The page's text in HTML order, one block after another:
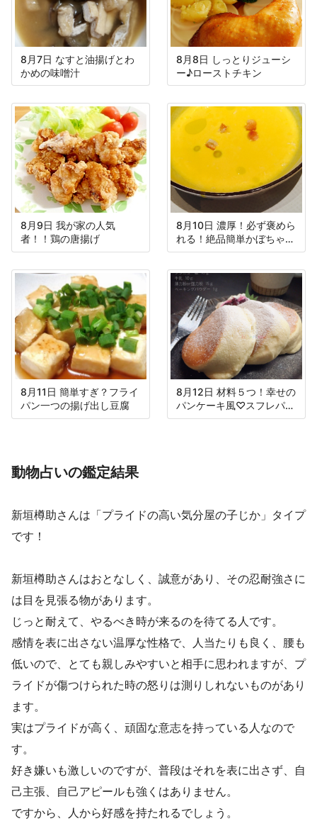
8月7日 なすと油揚げとわ
かめの味噌汁
8月8日 しっとりジューシ
ー♪ローストチキン
8月9日 我が家の人気
者！！鶏の唐揚げ
8月10日 濃厚！必ず褒めら
れる！絶品簡単かぼちゃの
スープ♡
8月11日 簡単すぎ？フライ
パン一つの揚げ出し豆腐
8月12日 材料５つ！幸せの
パンケーキ風♡スフレパン
ケーキ♪
動物占いの鑑定結果
新垣樽助さんは「プライドの高い気分屋の子じか」タイプ
です！
新垣樽助さんはおとなしく、誠意があり、その忍耐強さに
は目を見張る物があります。
じっと耐えて、やるべき時が来るのを待てる人です。
感情を表に出さない温厚な性格で、人当たりも良く、腰も
低いので、とても親しみやすいと相手に思われますが、プ
ライドが傷つけられた時の怒りは測りしれないものがあり
ます。
実はプライドが高く、頑固な意志を持っている人なので
す。
好き嫌いも激しいのですが、普段はそれを表に出さず、自
己主張、自己アピールも強くはありません。
ですから、人から好感を持たれるでしょう。